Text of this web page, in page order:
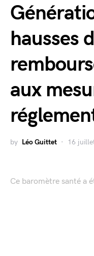
hausses
aux
by Léo Guittet 16
Ce baromètre santé a